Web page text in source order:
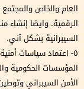
العام والخاص
الرقمية. وايضا إنشاء
السيبرانية بشكل آني.
٥- اعتماد سياسات
المؤسسات الحكومية
الأمن السيبراني